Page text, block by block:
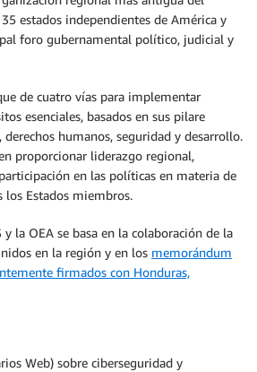
estados independientes de América y
foro gubernamental político, judicial y
de cuatro vías para implementar
esenciales, basados en sus pilare
derechos humanos, seguridad y desarrollo.
proporcionar liderazgo regional,
en las políticas en materia de
los Estados miembros.
y la OEA se basa en la colaboración de la
en la región y en los memorándum
firmados con Honduras,
Web) sobre ciberseguridad y